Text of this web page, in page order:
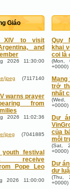
Giáo
XIV to visit
and
2026 11:30:00
jpeg (7117140
warns prayer
from
2026 11:02:36
jpeg (7041885
youth festival
receive
Pope Leo
2026 11:00:00
Quy
khai
coi là
(Mon,
+0000)
trở
nhất
(Wed,
+0000)
Dự
của
môi
(Sat,
+0000)
Dự
dư
(Thu,
+0000)